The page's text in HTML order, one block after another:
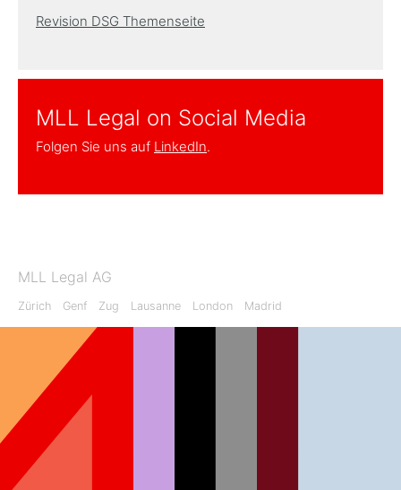
Revision DSG Themenseite
MLL Legal on Social Media
Folgen Sie uns auf LinkedIn.
MLL Legal AG
Zürich Genf Zug Lausanne London Madrid